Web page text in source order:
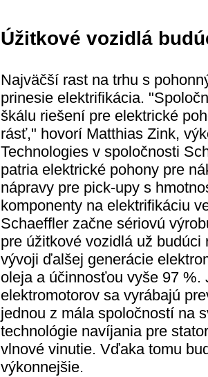
Úžitkové vozidlá
Najväčší rast na trhu s
prinesie elektrifikácia.
škálu riešení pre elektrické
rásť," hovorí Matthias Zink,
Technologies v spoločnosti
patria elektrické pohony pre
nápravy pre pick-upy s
komponenty na elektrifikáciu
Schaeffler začne sériovú
pre úžitkové vozidlá už
vývoji ďalšej generácie
oleja a účinnosťou vyše 97 %.
elektromotorov sa vyrábajú
jednou z mála spoločností na
technológie navíjania pre
vlnové vinutie. Vďaka tomu
výkonnejšie.